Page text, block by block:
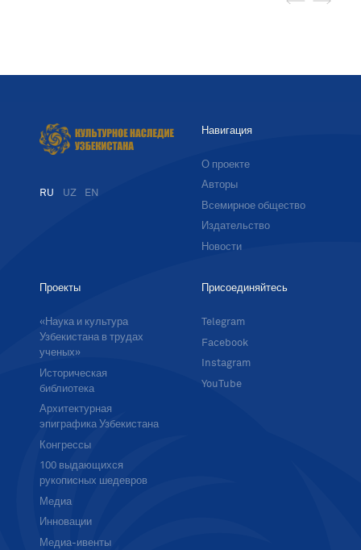
RU UZ EN
Навигация
О проекте
Авторы
Всемирное общество
Издательство
Новости
Проекты
«Наука и культура
Узбекистана в трудах
ученых»
Историческая
библиотека
Архитектурная
эпиграфика Узбекистана
Конгрессы
100 выдающихся
рукописных шедевров
Медиа
Инновации
Медиа-ивенты
Присоединяйтесь
Telegram
Facebook
Instagram
YouTube